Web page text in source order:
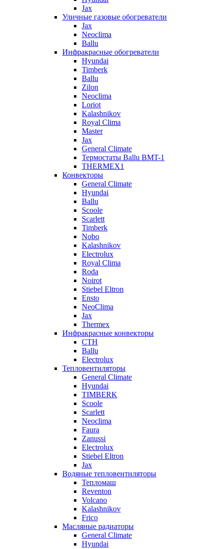
Jax
Уличные газовые обогреватели
Jax
Neoclima
Ballu
Инфракрасные обогреватели
Hyundai
Timberk
Ballu
Zilon
Neoclima
Loriot
Kalashnikov
Royal Clima
Master
Jax
General Climate
Термостаты Ballu BMT-1
THERMEX1
Конвекторы
General Climate
Hyundai
Ballu
Scoole
Scarlett
Timberk
Nobo
Kalashnikov
Electrolux
Royal Clima
Roda
Noirot
Stiebel Eltron
Ensto
NeoClima
Jax
Thermex
Инфракрасные конвекторы
CTH
Ballu
Electrolux
Тепловентиляторы
General Climate
Hyundai
TIMBERK
Scoole
Scarlett
Neoclima
Faura
Zanussi
Electrolux
Stiebel Eltron
Jax
Водяные тепловентиляторы
Тепломаш
Reventon
Volcano
Kalashnikov
Frico
Масляные радиаторы
General Climate
Hyundai